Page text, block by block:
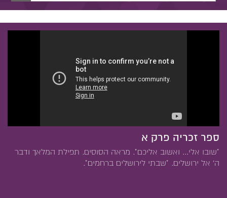
ספר זכריה פרק א
"שובו אלי... ואשוב אליכם". מראה הסוסים. תפילת המלאך ודבר
ה' אל ירושלים. "שבתי לירושלים ברחמים".